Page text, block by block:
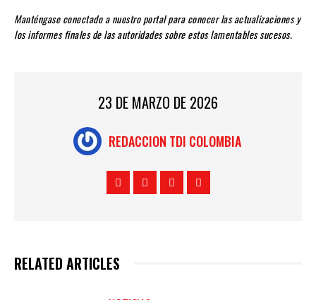
Manténgase conectado a nuestro portal para conocer las actualizaciones y
los informes finales de las autoridades sobre estos lamentables sucesos.
23 DE MARZO DE 2026
REDACCION TDI COLOMBIA
RELATED ARTICLES